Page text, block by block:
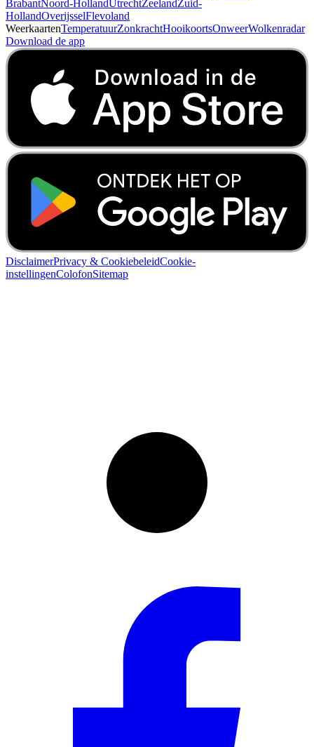
BrabantNoord-HollandUtrechtZeelandZuid-
HollandOverijsselFlevoland
WeerkaartenTemperatuurZonkrachtHooikoortsOnweerWolkenradar
Download de app
DisclaimerPrivacy & CookiebeleidCookie-
instellingenColofonSitemap